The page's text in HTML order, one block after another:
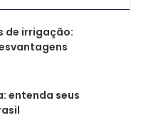
de irrigação:
entenda seus